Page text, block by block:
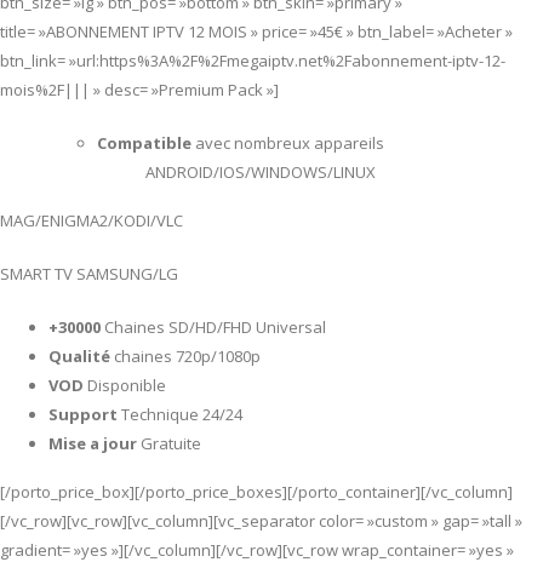
title= »ABONNEMENT IPTV 12 MOIS » price= »45€ » btn_label= »Acheter »
btn_link= »url:https%3A%2F%2Fmegaiptv.net%2Fabonnement-iptv-12-
mois%2F||| » desc= »Premium Pack »]
Compatible avec nombreux appareils
ANDROID/IOS/WINDOWS/LINUX
MAG/ENIGMA2/KODI/VLC
SMART TV SAMSUNG/LG
+30000 Chaines SD/HD/FHD Universal
Qualité chaines 720p/1080p
VOD Disponible
Support Technique 24/24
Mise a jour Gratuite
[/porto_price_box][/porto_price_boxes][/porto_container][/vc_column]
[/vc_row][vc_row][vc_column][vc_separator color= »custom » gap= »tall »
gradient= »yes »][/vc_column][/vc_row][vc_row wrap_container= »yes »